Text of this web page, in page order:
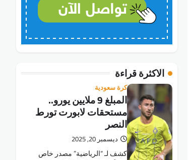
الاكثرة قراءة
كرة سعودية
المبلغ 9 ملايين يورو..
مستحقات لابورت تورط
النصر
ديسمبر 20, 2025
كشف لـ “الرياضية” مصدر خاص